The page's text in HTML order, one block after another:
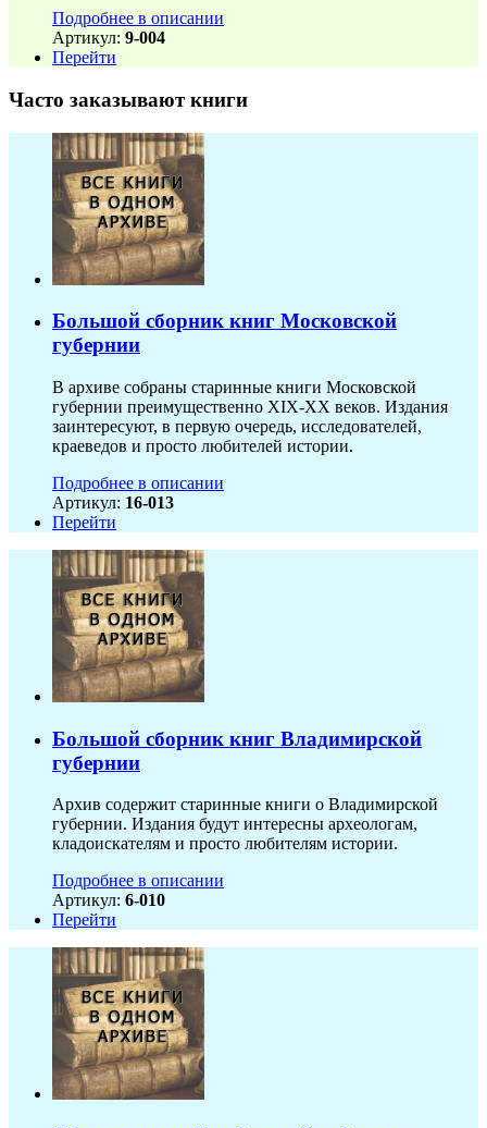
Подробнее в описании
Артикул: 9-004
Перейти
Часто заказывают книги
Большой сборник книг Московской
губернии
В архиве собраны старинные книги Московской
губернии преимущественно XIX-ХХ веков. Издания
заинтересуют, в первую очередь, исследователей,
краеведов и просто любителей истории.
Подробнее в описании
Артикул: 16-013
Перейти
Большой сборник книг Владимирской
губернии
Архив содержит старинные книги о Владимирской
губернии. Издания будут интересны археологам,
кладоискателям и просто любителям истории.
Подробнее в описании
Артикул: 6-010
Перейти